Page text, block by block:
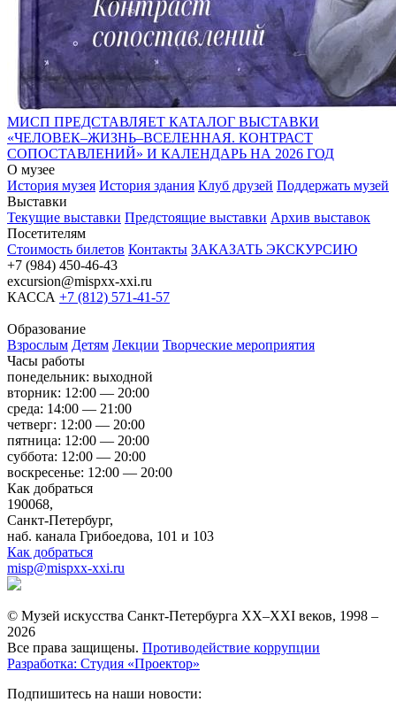
МИСП ПРЕДСТАВЛЯЕТ КАТАЛОГ ВЫСТАВКИ
«ЧЕЛОВЕК–ЖИЗНЬ–ВСЕЛЕННАЯ. КОНТРАСТ
СОПОСТАВЛЕНИЙ» И КАЛЕНДАРЬ НА 2026 ГОД
О музее
История музея История здания Клуб друзей Поддержать музей
Выставки
Текущие выставки Предстоящие выставки Архив выставок
Посетителям
Стоимость билетов Контакты ЗАКАЗАТЬ ЭКСКУРСИЮ
+7 (984) 450-46-43
excursion@mispxx-xxi.ru
КАССА +7 (812) 571-41-57
Образование
Взрослым Детям Лекции Творческие мероприятия
Часы работы
понедельник: выходной
вторник: 12:00 — 20:00
среда: 14:00 — 21:00
четверг: 12:00 — 20:00
пятница: 12:00 — 20:00
суббота: 12:00 — 20:00
воскресенье: 12:00 — 20:00
Как добраться
190068,
Санкт-Петербург,
наб. канала Грибоедова, 101 и 103
Как добраться
misp@mispxx-xxi.ru
© Музей искусства Санкт-Петербурга XX–XXI веков, 1998 –
2026
Все права защищены. Противодействие коррупции
Разработка: Студия «Проектор»
Подпишитесь на наши новости: